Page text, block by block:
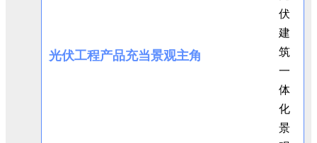
光伏工程产品充当景观主角